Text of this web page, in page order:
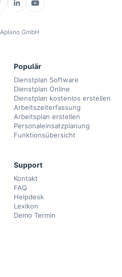
Aplano GmbH
Populär
Dienstplan Software
Dienstplan Online
Dienstplan kostenlos erstellen
Arbeitszeiterfassung
Arbeitsplan erstellen
Personaleinsatzplanung
Funktionsübersicht
Support
Kontakt
FAQ
Helpdesk
Lexikon
Demo Termin